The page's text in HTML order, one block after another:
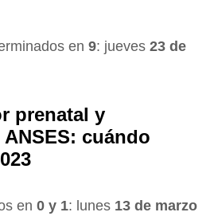
en 9: jueves 23 de
prenatal y
cuándo
en 0 y 1: lunes 13 de marzo